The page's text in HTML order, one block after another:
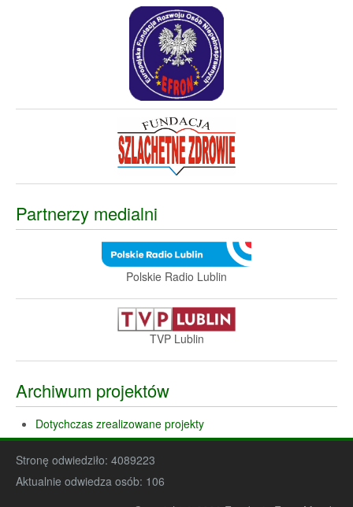
Partnerzy medialni
Polskie Radio Lublin
TVP Lublin
Archiwum projektów
Dotychczas zrealizowane projekty
Stronę odwiedziło: 4089223
Aktualnie odwiedza osób: 106